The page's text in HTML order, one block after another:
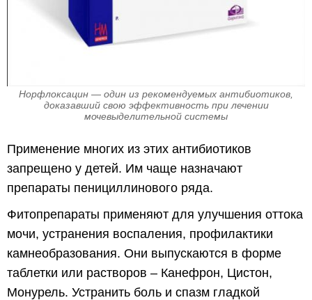
Норфлоксацин — один из рекомендуемых антибиотиков,
доказавший свою эффективность при лечении
мочевыделительной системы
Применение многих из этих антибиотиков
запрещено у детей. Им чаще назначают
препараты пенициллинового ряда.
Фитопрепараты применяют для улучшения оттока
мочи, устранения воспаления, профилактики
камнеобразования. Они выпускаются в форме
таблетки или растворов – Канефрон, Цистон,
Монурель. Устранить боль и спазм гладкой